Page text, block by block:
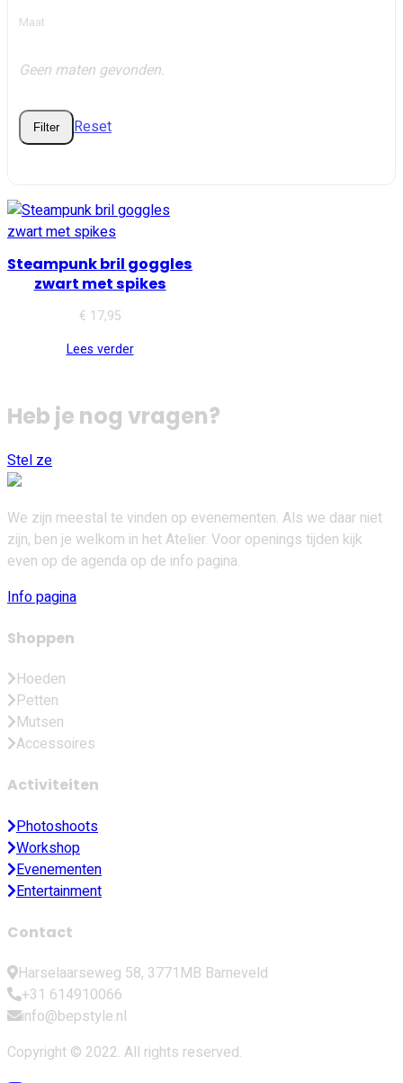
Maat
Geen maten gevonden.
Filter Reset
Steampunk bril goggles
zwart met spikes
€ 17,95
Lees verder
Heb je nog vragen?
Stel ze
We zijn meestal te vinden op evenementen. Als we daar niet
zijn, ben je welkom in het Atelier. Voor openings tijden kijk
even op de agenda op de info pagina.
Info pagina
Shoppen
Hoeden
Petten
Mutsen
Accessoires
Activiteiten
Photoshoots
Workshop
Evenementen
Entertainment
Contact
Harselaarseweg 58, 3771MB Barneveld
+31 614910066
info@bepstyle.nl
Copyright © 2022. All rights reserved.